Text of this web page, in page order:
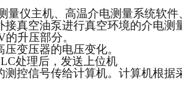
量仪主机、高温介电测量系统软
真空油泵进行真空环境的介电测
升压部分。
变压器的电压变化。
处理后，发送上位机
控信号传给计算机。计算机根据